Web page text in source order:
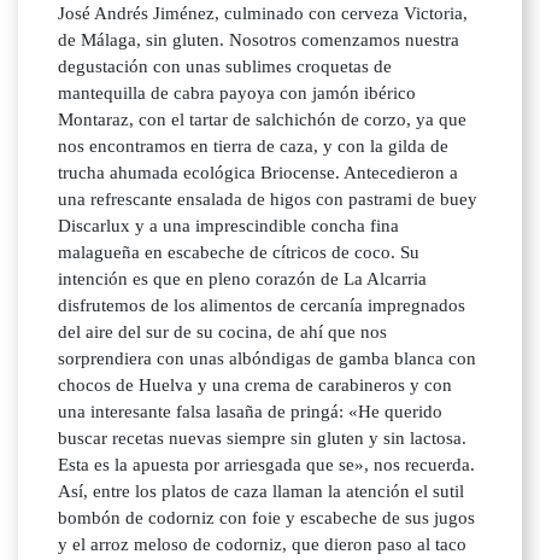
José Andrés Jiménez, culminado con cerveza Victoria,
de Málaga, sin gluten. Nosotros comenzamos nuestra
degustación con unas sublimes croquetas de
mantequilla de cabra payoya con jamón ibérico
Montaraz, con el tartar de salchichón de corzo, ya que
nos encontramos en tierra de caza, y con la gilda de
trucha ahumada ecológica Briocense. Antecedieron a
una refrescante ensalada de higos con pastrami de buey
Discarlux y a una imprescindible concha fina
malagueña en escabeche de cítricos de coco. Su
intención es que en pleno corazón de La Alcarria
disfrutemos de los alimentos de cercanía impregnados
del aire del sur de su cocina, de ahí que nos
sorprendiera con unas albóndigas de gamba blanca con
chocos de Huelva y una crema de carabineros y con
una interesante falsa lasaña de pringá: «He querido
buscar recetas nuevas siempre sin gluten y sin lactosa.
Esta es la apuesta por arriesgada que se», nos recuerda.
Así, entre los platos de caza llaman la atención el sutil
bombón de codorniz con foie y escabeche de sus jugos
y el arroz meloso de codorniz, que dieron paso al taco